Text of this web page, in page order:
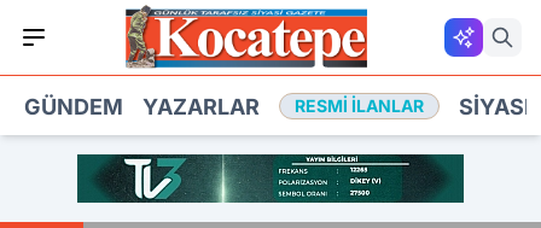
GÜNDEM YAZARLAR RESMI İLANLAR